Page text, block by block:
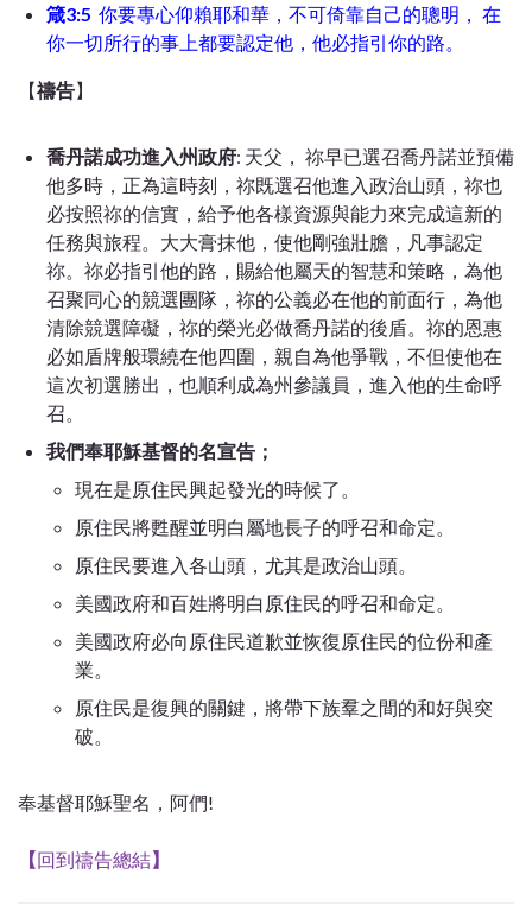
箴3:5 你要專心仰賴耶和華，不可倚靠自己的聰明，
在
你一切所行的事上都要認定他，他必指引你的路。
【禱告】
喬丹諾成功進入州政府: 天父， 祢早已選召喬丹諾並預備
他多時，正為這時刻，祢既選召他進入政治山頭，祢也
必按照祢的信實，給予他各樣資源與能力來完成這新的
任務與旅程。大大膏抹他，使他剛強壯膽，凡事認定
祢。祢必指引他的路，賜給他屬天的智慧和策略，為他
召聚同心的競選團隊，祢的公義必在他的前面行，為他
清除競選障礙，祢的榮光必做喬丹諾的後盾。祢的恩惠
必如盾牌般環繞在他四圍，親自為他爭戰，不但使他在
這次初選勝出，也順利成為州參議員，進入他的生命呼
召。
我們奉耶穌基督的名宣告；
現在是原住民興起發光的時候了。
原住民將甦醒並明白屬地長子的呼召和命定。
原住民要進入各山頭，尤其是政治山頭。
美國政府和百姓將明白原住民的呼召和命定。
美國政府必向原住民道歉並恢復原住民的位份和產
業。
原住民是復興的關鍵，將帶下族羣之間的和好與突
破。
奉基督耶穌聖名，阿們!
【回到禱告總結】